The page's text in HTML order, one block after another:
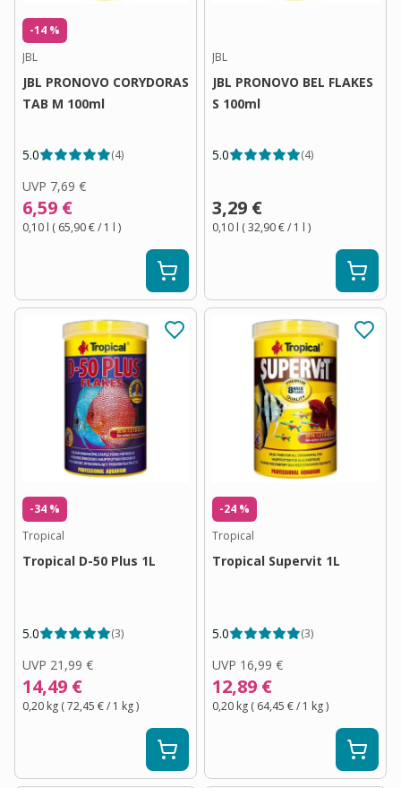
-14 %
JBL
JBL PRONOVO CORYDORAS
TAB M 100ml
5.0 (4)
UVP 7,69 €
6,59 €
0,10 l ( 65,90 €/ 1 l )
JBL
JBL PRONOVO BEL FLAKES
S 100ml
5.0 (4)
3,29 €
0,10 l (32,90 €/ 1 l )
-34 %
Tropical
Tropical D-50 Plus 1L
5.0 (3)
UVP 21,99 €
14,49 €
0,20 kg (72,45 €/ 1 kg)
-24 %
Tropical
Tropical Supervit 1L
5.0 (3)
UVP 16,99 €
12,89 €
0,20 kg ( 64,45 €/ 1 kg)